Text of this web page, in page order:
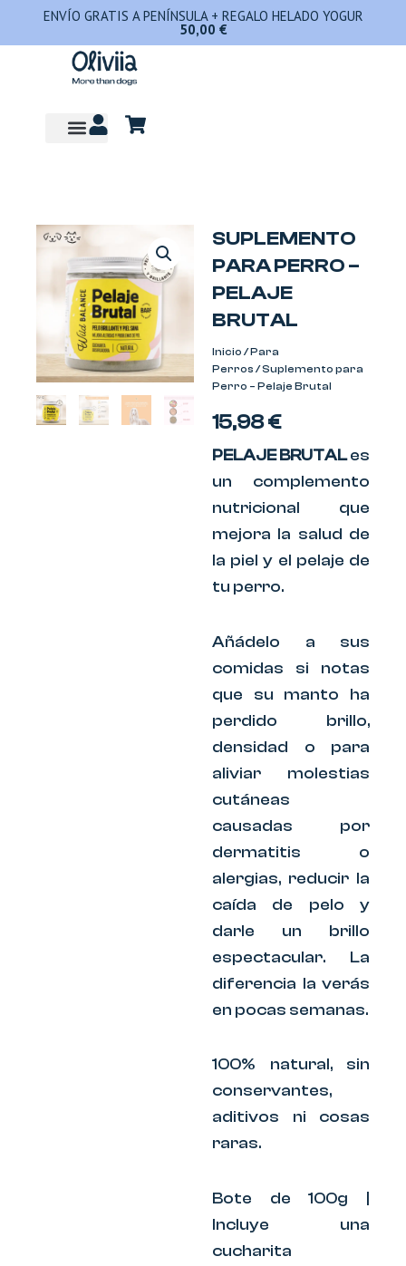
SUPLEMENTO
PARA PERRO –
PELAJE
BRUTAL
Inicio /Para
Perros / Suplemento para
Perro – Pelaje Brutal
15,98€
PELAJE BRUTALes
un complemento
nutricional que
mejora la salud de
la piel y el pelaje de
tu perro.
Añádelo a sus
comidas si notas
que su manto ha
perdido brillo,
densidad o para
aliviar molestias
cutáneas
causadas por
dermatitis o
alergias, reducir la
caída de pelo y
darle un brillo
espectacular. La
diferencia la verás
en pocas semanas.
100% natural, sin
conservantes,
aditivos ni cosas
raras.
Bote de 100g |
Incluye una
cucharita
ENVÍO GRATIS A PENÍNSULA + REGALO HELADO YOGUR
50,00 €